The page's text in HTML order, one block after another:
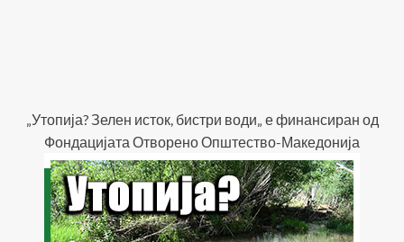
„Утопија? Зелен исток, бистри води„ е финансиран од
Фондацијата Отворено Општество-Македонија